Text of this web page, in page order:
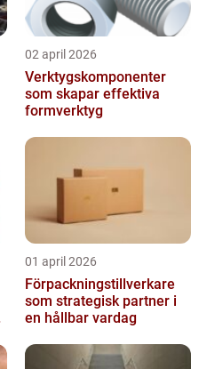
02 april 2026
Verktygskomponenter
som skapar effektiva
formverktyg
01 april 2026
Förpackningstillverkare
som strategisk partner i
en hållbar vardag